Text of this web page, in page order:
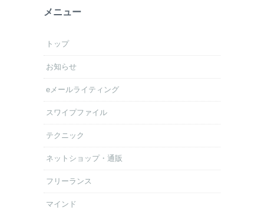
メニュー
トップ
お知らせ
eメールライティング
スワイプファイル
テクニック
ネットショップ・通販
フリーランス
マインド